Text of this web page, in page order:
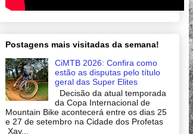
Postagens mais visitadas da semana!
CiMTB 2026: Confira como
estão as disputas pelo título
geral das Super Elites
Decisão da atual temporada
da Copa Internacional de
Mountain Bike acontecerá entre os dias 25
e 27 de setembro na Cidade dos Profetas
Xav...